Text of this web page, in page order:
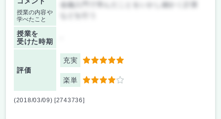
授業の内容や
学べたこと
金融入門で学んだことをいかし細かく計算
授業を
受けた時期
評価
充実 5
楽単 4
(2018/03/09) [2743736]